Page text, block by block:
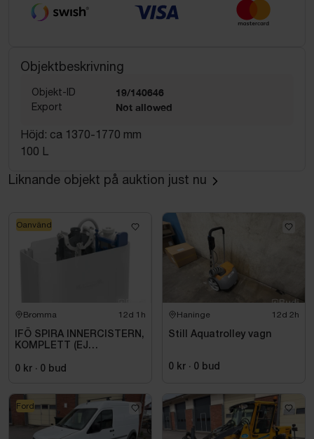
Objektbeskrivning
Objekt-ID 19/140646
Export Not allowed
Höjd: ca 1370-1770 mm
100 L
Liknande objekt på auktion just nu
Bromma 12d 1h
IFÖ SPIRA INNERCISTERN,
KOMPLETT (EJ
0 kr · 0 bud
Oanvänd
Haninge 12d 2h
Still Aquatrolley vagn
0 kr · 0 bud
Ford